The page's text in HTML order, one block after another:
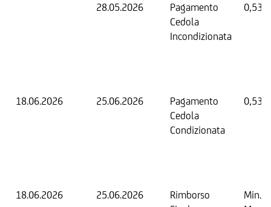
28.05.2026
Pagamento
Cedola
Incondizionata
0,53
18.06.2026 25.06.2026
Pagamento
Cedola
Condizionata
0,53
18.06.2026 25.06.2026
Rimborso
Min.